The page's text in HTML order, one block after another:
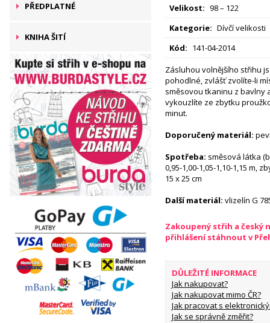
PŘEDPLATNÉ
KNIHA ŠITÍ
Velikost: 98 – 122
Kategorie: Dívčí velikosti
Kód: 141-04-2014
Zásluhou volnějšího střihu
pohodlné, zvlášť zvolíte-li
směsovou tkaninu z bavlny
vykouzlíte ze zbytku
minut.
Doporučený materiál:
Spotřeba: směsová látka
0,95-1,00-1,05-1,10-1,15 m,
15 x 25 cm
Další materiál: vlizelín G
Zakoupený střih a český
přihlášení stáhnout v
DŮLEŽITÉ INFORMACE
Jak nakupovat?
Jak nakupovat mimo ČR?
Jak pracovat s
Jak se správně změřit?